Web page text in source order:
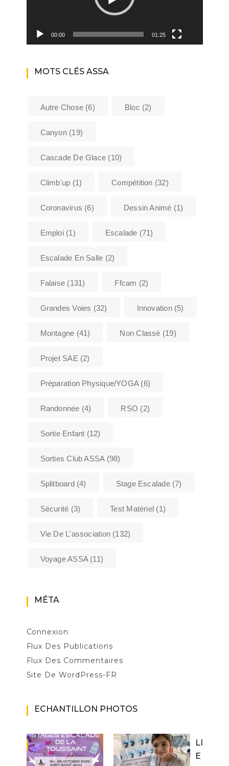
00:00 01:25
MOTS CLÉS ASSA
Autre Chose(6) Bloc (2)
Canyon(19)
Cascade De Glace (10)
Climb'up (1) Compétition (32)
Coronavirus (6) Dessin Animé (1)
Emploi(1) Escalade (71)
Escalade En Salle (2)
Falaise (131) Ffcam (2)
Grandes Voies (32) Innovation(5)
Montagne (41) Non Classé (19)
Projet SAE (2)
Préparation Physique/YOGA(6)
Randonnée (4) RSO (2)
Sortie Enfant (12)
Sorties Club ASSA(98)
Splitboard(4) Stage Escalade(7)
Sécurité (3) Test Matériel (1)
Vie De L'association (132)
Voyage ASSA(11)
MÉTA
Connexion
Flux Des Publications
Flux Des Commentaires
Site De WordPress-FR
ECHANTILLON PHOTOS
LI
E